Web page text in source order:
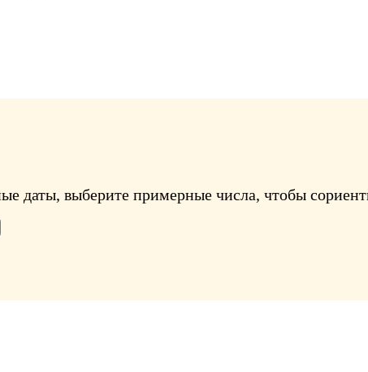
даты, выберите примерные числа, чтобы